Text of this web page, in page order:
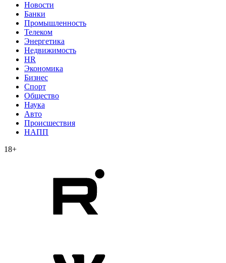
Новости
Банки
Промышленность
Телеком
Энергетика
Недвижимость
HR
Экономика
Бизнес
Спорт
Общество
Наука
Авто
Происшествия
НАПП
18+